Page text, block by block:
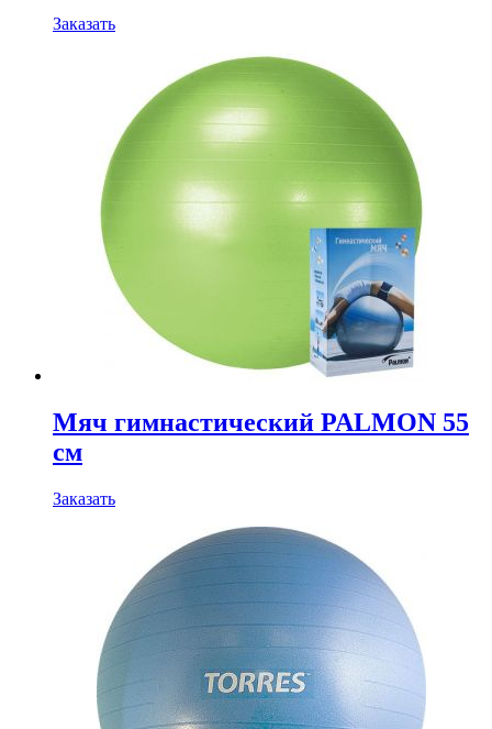
Заказать
Мяч гимнастический PALMON 55
см
Заказать